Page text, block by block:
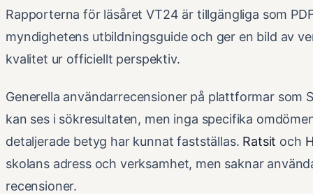
Rapporterna för läsåret VT24 är tillgängliga som
myndighetens utbildningsguide och ger en bild av
kvalitet ur officiellt perspektiv.
Generella användarrecensioner på plattformar som
kan ses i sökresultaten, men inga specifika
detaljerade betyg har kunnat fastställas. Ratsit och
skolans adress och verksamhet, men saknar
recensioner.